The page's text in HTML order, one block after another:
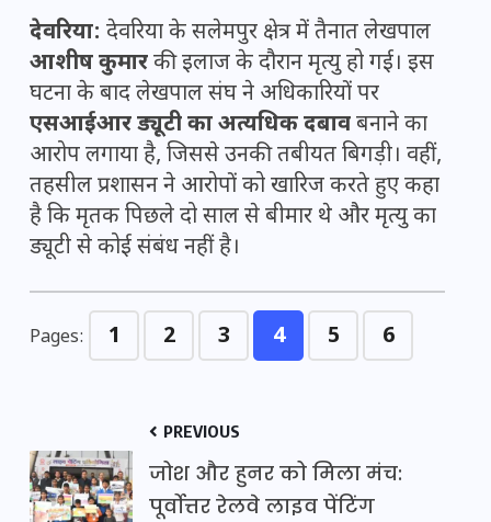
देवरिया: देवरिया के सलेमपुर क्षेत्र में तैनात लेखपाल
आशीष कुमारकी इलाज के दौरान मृत्यु हो गई। इस
घटना के बाद लेखपाल संघ ने अधिकारियों पर
एसआईआर ड्यूटी का अत्यधिक दबावबनाने का
आरोप लगाया है, जिससे उनकी तबीयत बिगड़ी। वहीं,
तहसील प्रशासन ने आरोपों को खारिज करते हुए कहा
है कि मृतक पिछले दो साल से बीमार थे और मृत्यु का
ड्यूटी से कोई संबंध नहीं है।
Pages: 1 2 3 4 5 6
PREVIOUS
जोश और हुनर को मिला मंच:
पूर्वोत्तर रेलवे लाइव पेंटिंग